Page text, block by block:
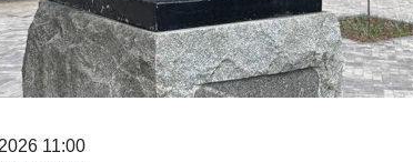
2026 11:00